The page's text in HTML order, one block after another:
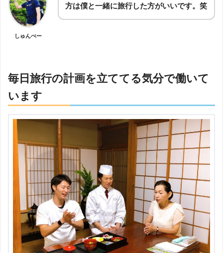
しゅんぺー
方は僕と一緒に旅行した方がいいです。笑
毎日旅行の計画を立ててる気分で働いて
います